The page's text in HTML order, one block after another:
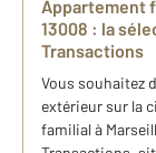
Appartement
13008​ : la
Transactions
Vous souhaitez
extérieur sur la
familial à